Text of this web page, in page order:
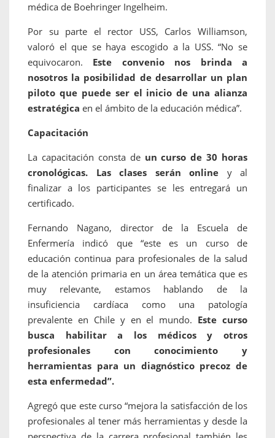
médica de Boehringer Ingelheim.
Por su parte el rector USS, Carlos Williamson,
valoró el que se haya escogido a la USS. “No se
equivocaron. Este convenio nos brinda a
nosotros la posibilidad de desarrollar un plan
piloto que puede ser el inicio de una alianza
estratégica en el ámbito de la educación médica”.
Capacitación
La capacitación consta de un curso de 30 horas
cronológicas.
Las clases serán online y al
finalizar a los participantes se les entregará un
certificado.
Fernando Nagano, director de la Escuela de
Enfermería indicó que “este es un curso de
educación continua para profesionales de la salud
de la atención primaria en un área temática que es
muy relevante, estamos hablando de la
insuficiencia cardíaca como una patología
prevalente en Chile y en el mundo. Este curso
busca habilitar a los médicos y otros
profesionales con conocimiento y
herramientas para un diagnóstico precoz de
esta enfermedad”.
Agregó que este curso “mejora la satisfacción de los
profesionales al tener más herramientas y desde la